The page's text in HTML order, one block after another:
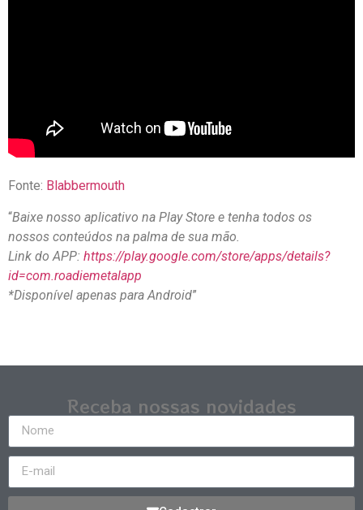
Fonte: Blabbermouth
“Baixe nosso aplicativo na Play Store e tenha todos os
nossos conteúdos na palma de sua mão.
Link do APP: https://play.google.com/store/apps/details?
id=com.roadiemetalapp
*Disponível apenas para Android”
Receba nossas novidades